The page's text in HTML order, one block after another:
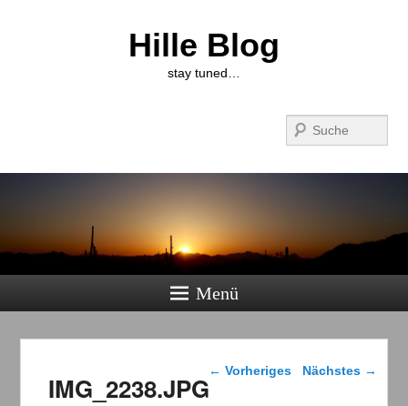
Hille Blog
stay tuned…
Menü
Bilder-Navigation
← Vorheriges Nächstes →
IMG_2238.JPG